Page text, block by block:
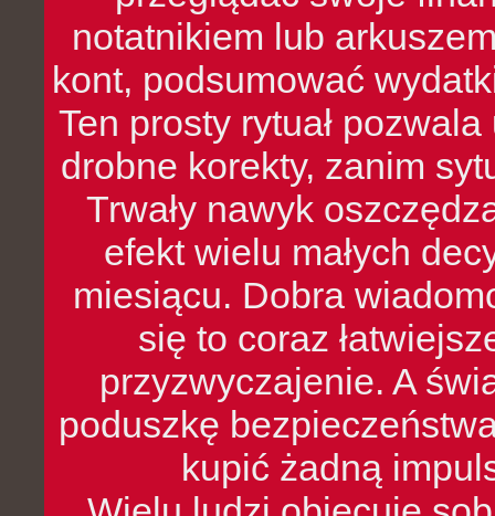
notatnikiem lub
kont, podsumować
Ten prosty rytuał
drobne korekty, zanim
Trwały nawyk
efekt wielu małych
miesiącu. Dobra
się to coraz
przyzwyczajenie. A
poduszkę
kupić żadną